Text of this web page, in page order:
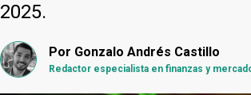
2025.
Por Gonzalo Andrés Castillo
Redactor especialista en finanzas y